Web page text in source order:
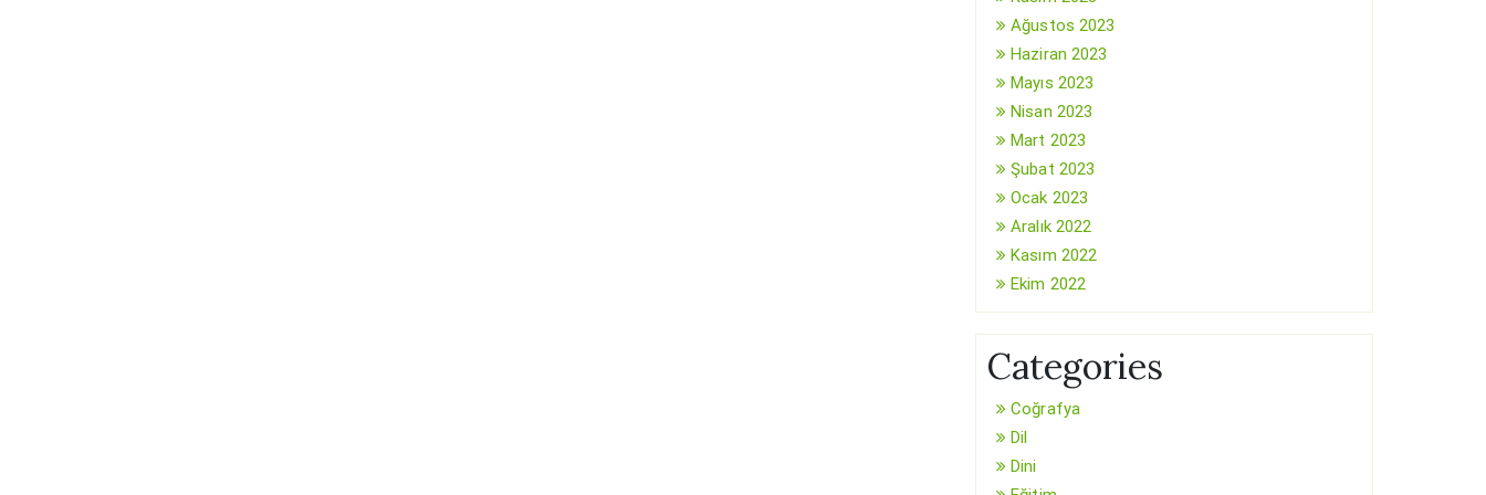
Ağustos 2023
Haziran 2023
Mayıs 2023
Nisan 2023
Mart 2023
Şubat 2023
Ocak 2023
Aralık 2022
Kasım 2022
Ekim 2022
Categories
Coğrafya
Dil
Dini